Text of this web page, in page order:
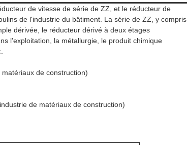
de vitesse de série de ZZ, et le réducteur de
de l'industrie du bâtiment. La série de ZZ, y compris
dérivée, le réducteur dérivé à deux étages
l'exploitation, la métallurgie, le produit chimique
de construction)
de matériaux de construction)